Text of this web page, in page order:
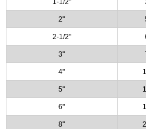
1-1/2"
2"
2-1/2"
3"
4"
5"
6"
8"